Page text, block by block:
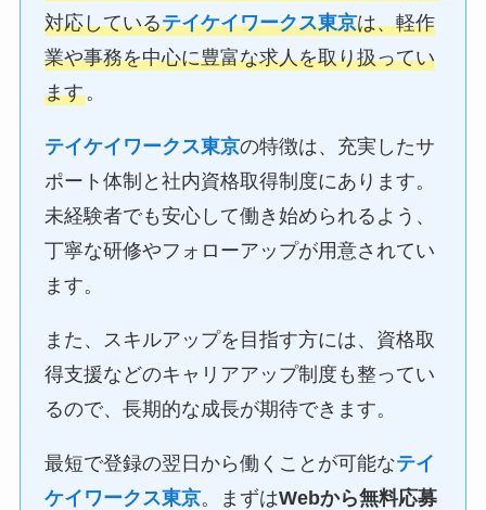
対応しているテイケイワークス東京は、軽作
業や事務を中心に豊富な求人を取り扱ってい
ます。
テイケイワークス東京の特徴は、充実したサ
ポート体制と社内資格取得制度にあります。
未経験者でも安心して働き始められるよう、
丁寧な研修やフォローアップが用意されてい
ます。
また、スキルアップを目指す方には、資格取
得支援などのキャリアアップ制度も整ってい
るので、長期的な成長が期待できます。
最短で登録の翌日から働くことが可能なテイ
ケイワークス東京。まずはWebから無料応募